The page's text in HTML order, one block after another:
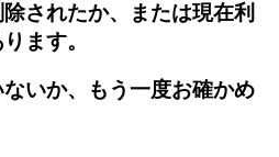
されたか、または現在利
ます。
いか、もう一度お確かめ